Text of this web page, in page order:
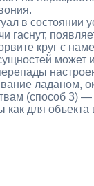
в состоянии
гаснут,
круг с
может
ладаном,
(способ 3)
для объекта